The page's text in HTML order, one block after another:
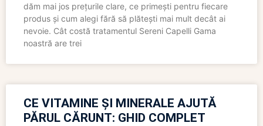
dăm mai jos prețurile clare, ce primești pentru fiecare
produs și cum alegi fără să plătești mai mult decât ai
nevoie. Cât costă tratamentul Sereni Capelli Gama
noastră are trei
CE VITAMINE ȘI MINERALE AJUTĂ
PĂRUL CĂRUNT: GHID COMPLET